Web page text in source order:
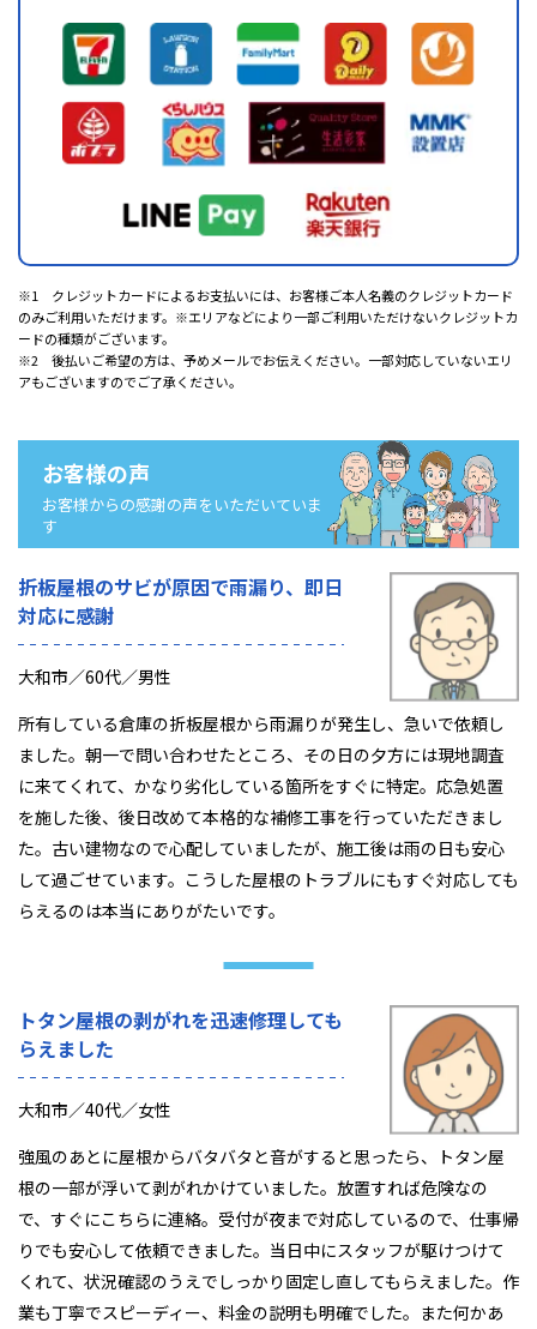
※1 クレジットカードによるお支払いには、お客様ご本人名義のクレジットカード
のみご利用いただけます。※エリアなどにより一部ご利用いただけないクレジットカ
ードの種類がございます。
※2 後払いご希望の方は、予めメールでお伝えください。一部対応していないエリ
アもございますのでご了承ください。
お客様の声
お客様からの感謝の声をいただいていま
す
折板屋根のサビが原因で雨漏り、即日
対応に感謝
大和市／60代／男性
所有している倉庫の折板屋根から雨漏りが発生し、急いで依頼し
ました。朝一で問い合わせたところ、その日の夕方には現地調査
に来てくれて、かなり劣化している箇所をすぐに特定。応急処置
を施した後、後日改めて本格的な補修工事を行っていただきまし
た。古い建物なので心配していましたが、施工後は雨の日も安心
して過ごせています。こうした屋根のトラブルにもすぐ対応しても
らえるのは本当にありがたいです。
トタン屋根の剥がれを迅速修理しても
らえました
大和市／40代／女性
強風のあとに屋根からバタバタと音がすると思ったら、トタン屋
根の一部が浮いて剥がれかけていました。放置すれば危険なの
で、すぐにこちらに連絡。受付が夜まで対応しているので、仕事帰
りでも安心して依頼できました。当日中にスタッフが駆けつけて
くれて、状況確認のうえでしっかり固定し直してもらえました。作
業も丁寧でスピーディー、料金の説明も明確でした。また何かあ